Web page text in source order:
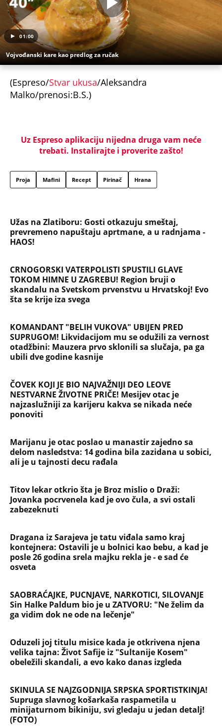
01:00
Vojvođanski kare kao predlog za ručak
(Espreso/Stvar ukusa/Aleksandra
Malko/prenosi:B.S.)
Uz Espreso aplikaciju nijedna druga vam neće
trebati. Instalirajte i proverite zašto!
Proja Mafini Recept Pirinač Hrana
Užas na Zlatiboru: Gosti otkazuju smeštaj,
prevremeno napuštaju aprtmane, a u radnjama -
HAOS!
CRNOGORSKI VATERPOLISTI SPUSTILI GLAVE
TOKOM HIMNE U ZAGREBU! Region bruji o
skandalu na Svetskom prvenstvu u Hrvatskoj! Evo
šta se krije iza svega
KOMANDANT "BELIH VUKOVA" UBIJEN PRED
SUPRUGOM! Likvidacijom mu se odužili za vernost
otadžbini: Mauzera prvo sklonili sa slučaja, pa ga
ubili dve godine kasnije
ČOVEK KOJI JE BIO NAJVAŽNIJI DEO LEOVE
NESTVARNE ŽIVOTNE PRIČE! Mesijev otac je
najzaslužniji za karijeru kakva se nikada neće
ponoviti
Marijanu je otac poslao u manastir zajedno sa
delom nasledstva: 14 godina bila zazidana u sobici,
ali je u tajnosti decu rađala
Titov lekar otkrio šta je Broz mislio o Draži:
Jovanka pocrvenela kad je ovo čula, a svi ostali
zabezeknuti
Dragana iz Sarajeva je tatu viđala samo kraj
kontejnera: Ostavili je u bolnici kao bebu, a kad je
posle 26 godina srela majku rekla je - e sad će
osveta
SAOBRAĆAJKE, PUCNJAVE, NARKOTICI, SILOVANJE
Sin Halke Paldum bio je u ZATVORU: "Ne želim da
ga vidim dok ne ode na lečenje"
Oduzeli joj titulu misice kada je otkrivena njena
velika tajna: Život Safije iz "Sultanije Kosem"
obeležili skandali, a evo kako danas izgleda
SKINULA SE NAJZGODNIJA SRPSKA SPORTISTKINJA!
Supruga slavnog košarkaša raspametila u
minijaturnom bikiniju, svi gledaju u jedan detalj!
(FOTO)